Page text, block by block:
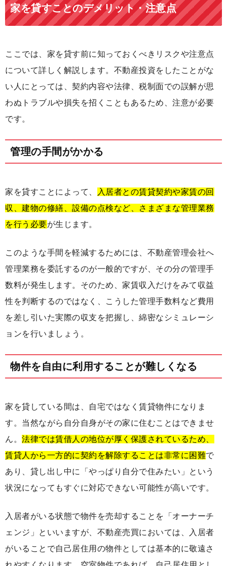
家を貸すことのデメリット・注意点
ここでは、家を貸す前に知っておくべきリスクや注意点
について詳しく解説します。不動産投資をしたことがな
い人にとっては、契約内容や法律、税制面での誤解が思
わぬトラブルや損失を招くこともあるため、注意が必要
です。
管理の手間がかかる
家を貸すことによって、
入居者との賃貸契約や家賃の回
収、建物の修繕、設備の点検など、さまざまな管理業務
を行う必要が生じます。
このような手間を軽減するためには、不動産管理会社へ
管理業務を委託するのが一般的ですが、その分の管理手
数料が発生します。そのため、家賃収入だけをみて収益
性を判断するのではなく、こうした管理手数料など費用
を差し引いた実際の収支を把握し、綿密なシミュレーシ
ョンを行いましょう。
物件を自由に利用することが難しくなる
家を貸している間は、自宅ではなく賃貸物件になりま
す。当然ながら自分自身がその家に住むことはできませ
ん。 法律では賃借人の地位が厚く保護されているため、
賃貸人から一方的に契約を解除することは非常に困難で
あり、貸し出し中に「やっぱり自分で住みたい」という
状況になってもすぐに対応できない可能性が高いです。
入居者がいる状態で物件を売却することを「オーナーチ
ェンジ」といいますが、不動産売買においては、入居者
がいることで自己居住用の物件としては基本的に敬遠さ